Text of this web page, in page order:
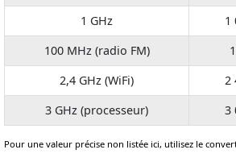
1 GHz
1
100 MHz (radio FM)
2,4 GHz (WiFi)
2
3 GHz (processeur)
3
Pour une valeur précise non listée ici, utilisez le